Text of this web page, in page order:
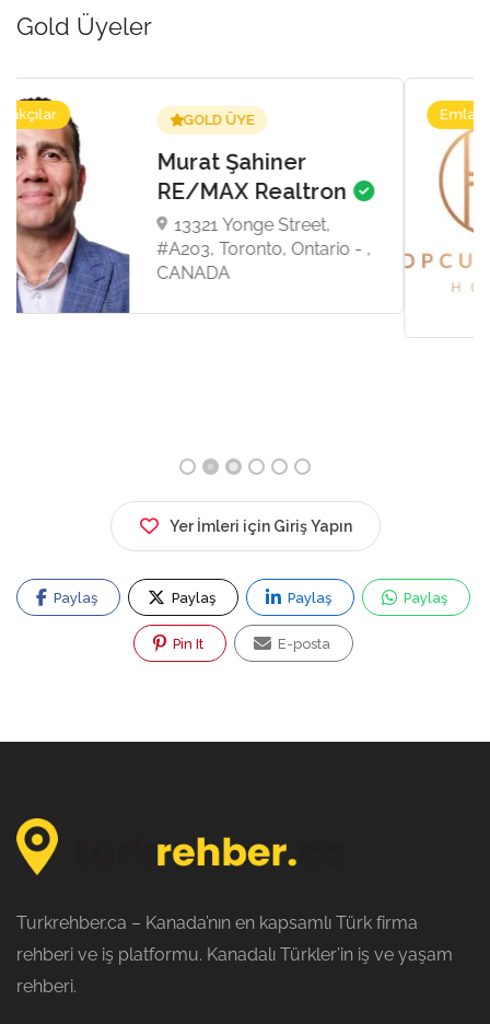
Gold Üyeler
Emlakçılar GOLD ÜYE
Topcu & Dalan
Homes
8 Sampson Mews, Suite
201, Toronto, Toronto,
Ontario - M3C 0H5,
Yer İmleri için Giriş Yapın
Paylaş Paylaş Paylaş Paylaş
Pin It E-posta
Turkrehber.ca – Kanada’nın en kapsamlı Türk firma
rehberi ve iş platformu. Kanadalı Türkler’in iş ve yaşam
rehberi.